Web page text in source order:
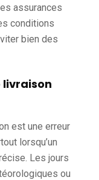
assurances
conditions
bien des
livraison
est une erreur
lorsqu’un
Les jours
ou